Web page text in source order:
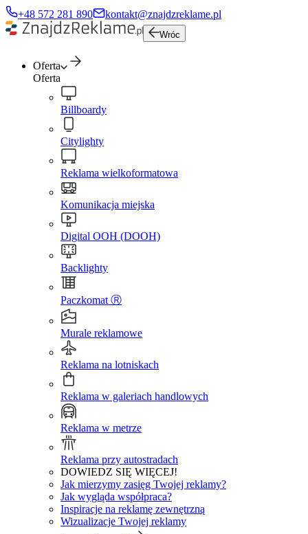
+48 572 281 890 kontakt@znajdzreklame.pl
Wróc
Oferta
Oferta
Billboardy
Citylighty
Reklama wielkoformatowa
Komunikacja miejska
Digital OOH (DOOH)
Backlighty
Paczkomat Ⓡ
Murale reklamowe
Reklama na lotniskach
Reklama w galeriach handlowych
Reklama w metrze
Reklama przy autostradach
DOWIEDZ SIĘ WIĘCEJ!
Jak mierzymy zasięg Twojej reklamy?
Jak wygląda współpraca?
Inspiracje na reklamę zewnętrzną
Wizualizacje Twojej reklamy